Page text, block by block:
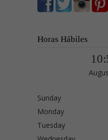
Horas Hábiles
Sunday
Monday
Tuesday